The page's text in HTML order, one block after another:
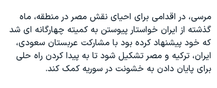
اسرائیل در جنگ
نرگس محمدی برنده جایزه نوبل صلح
همایش محافظه‌کاران آمریکا «سی‌پک»
صفحه‌های ویژه
مرسی، در اقدامی برای احیای نقش مصر در منطقه، ماه
گذشته از ایران خواستار پیوستن به کمیته چهارگانه ای شد
که خود پیشنهاد کرده بود با مشارکت عربستان سعودی،
ایران، ترکیه و مصر تشکیل شود تا به پیدا کردن راه حلی
برای پایان دادن به خشونت در سوریه کمک کند.